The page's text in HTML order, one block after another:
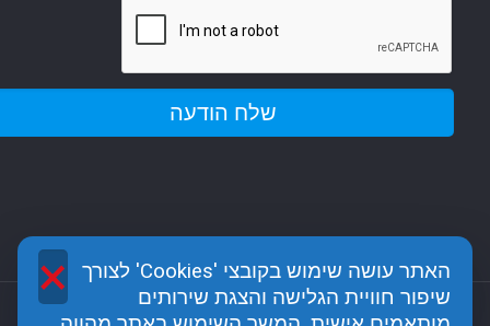
האתר עושה שימוש בקובצי 'Cookies' לצורך
שיפור חוויית הגלישה והצגת שירותים
×